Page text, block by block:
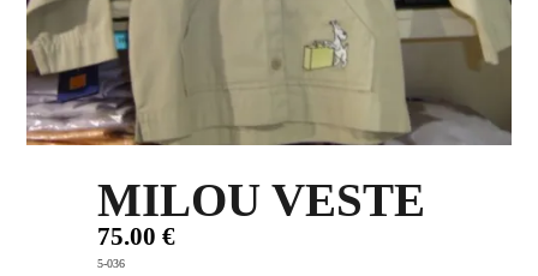
TEX AVERY OBJETS ET VETEMENTS ▼
WARNER OBJETS ET VETEMENTS
PLUS D'OBJETS ET VETEMENTS BD▼
IDEES CADEAUX ET PLUS
MILOU VESTE
75.00 €
5-036